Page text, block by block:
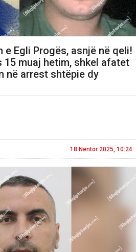
e Egli Progës, asnjë në qeli!
15 muaj hetim, shkel afatet
në arrest shtëpie dy
18 Nëntor 2025, 10:24